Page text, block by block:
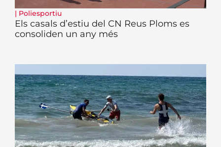
| Poliesportiu
Els casals d’estiu del CN Reus Ploms es
consoliden un any més